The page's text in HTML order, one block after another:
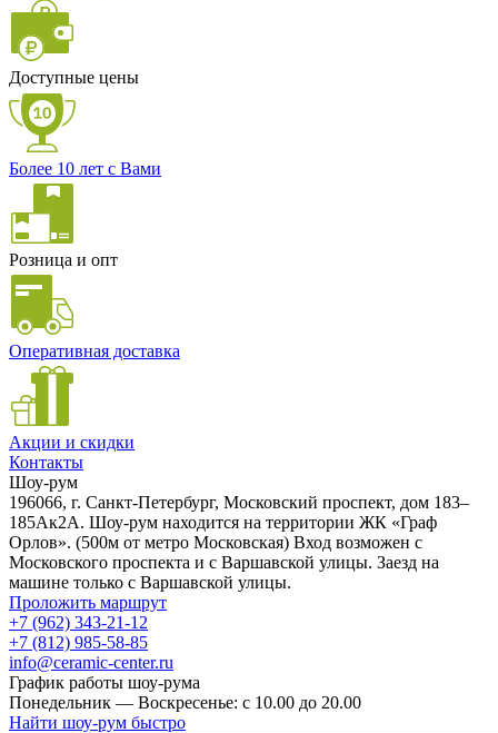
Доступные цены
Более 10 лет с Вами
Розница и опт
Оперативная доставка
Акции и скидки
Контакты
Шоу-рум
196066, г. Санкт-Петербург, Московский проспект, дом 183–
185Ак2А. Шоу-рум находится на территории ЖК «Граф
Орлов». (500м от метро Московская) Вход возможен с
Московского проспекта и с Варшавской улицы. Заезд на
машине только с Варшавской улицы.
Проложить маршрут
+7 (962) 343-21-12
+7 (812) 985-58-85
info@ceramic-center.ru
График работы шоу-рума
Понедельник — Воскресенье: с 10.00 до 20.00
Найти шоу-рум быстро